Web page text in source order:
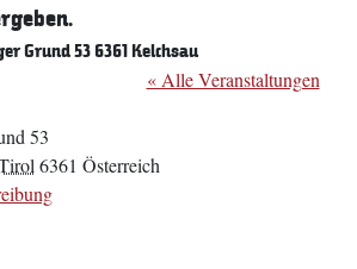
Grund 53 6361 Kelchsau
« Alle Veranstaltungen
53
6361 Österreich